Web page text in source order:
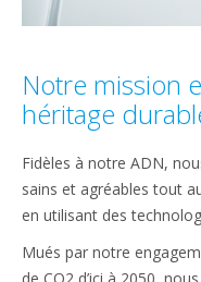
Notre mission
héritage
Fidèles à notre ADN,
sains et agréables tout
en utilisant des
Mués par notre
de CO2 d’ici à 2050,